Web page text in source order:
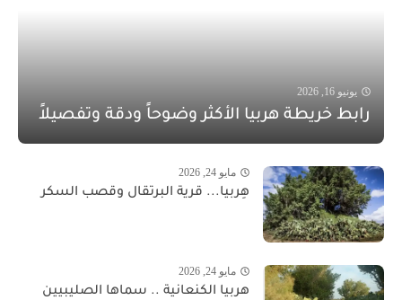
يونيو 16, 2026
رابط خريطة هربيا الأكثر وضوحاً ودقة وتفصيلاً
مايو 24, 2026
هِربيا... قرية البرتقال وقصب السكر
مايو 24, 2026
هربيا الكنعانية .. سماها الصليبيين